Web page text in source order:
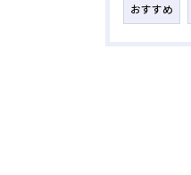
おすすめ